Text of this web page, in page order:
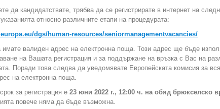
да кандидатствате, трябва да се регистрирате в интернет на
относно различните етапи на процедурата:
dgs/human-resources/seniormanagementvacancies/
имате валиден адрес на електронна поща. Този адрес ще бъде
на Вашата регистрация и за поддържане на връзка с Вас на
Поради това следва да уведомявате Европейската комисия за
на електронна поща.
за регистрация е 23 юни 2022 г., 12:00 ч. на обяд брюкселско
повече няма да бъде възможна.